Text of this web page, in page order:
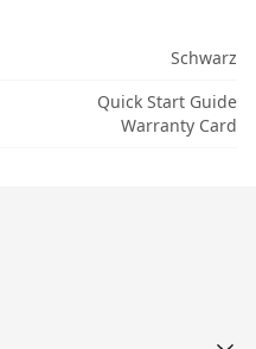
Schwarz
Quick Start Guide
Warranty Card